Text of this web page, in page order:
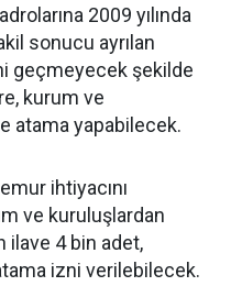
2009 yılında
sonucu ayrılan
geçmeyecek şekilde
kurum ve
atama yapabilecek.
ihtiyacını
ve kuruluşlardan
ilave 4 bin adet,
izni verilebilecek.